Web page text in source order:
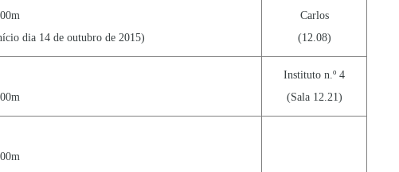
dia 14 de outubro de 2015)
Carlos
(12.08)
Instituto n.º 4
(Sala 12.21)